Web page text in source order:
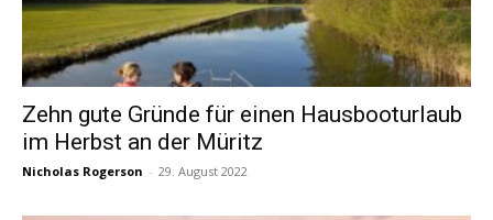
Zehn gute Gründe für einen Hausbooturlaub
im Herbst an der Müritz
Nicholas Rogerson - 29. August 2022